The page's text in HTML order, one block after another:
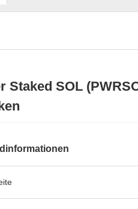
Staked SOL